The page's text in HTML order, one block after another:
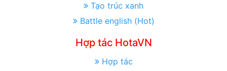
Tạo trúc xanh
Battle english (Hot)
Hợp tác HotaVN
Hợp tác